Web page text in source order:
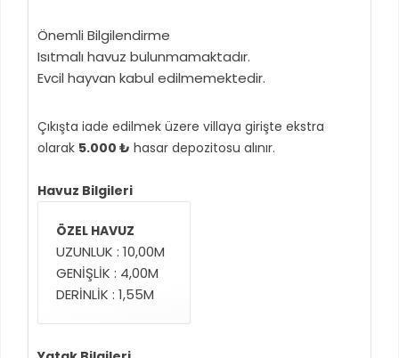
Önemli Bilgilendirme
Isıtmalı havuz bulunmamaktadır.
Evcil hayvan kabul edilmemektedir.
Çıkışta iade edilmek üzere villaya girişte ekstra
olarak 5.000 ₺ hasar depozitosu alınır.
Havuz Bilgileri
ÖZEL HAVUZ
UZUNLUK : 10,00M
GENİŞLİK : 4,00M
DERİNLİK : 1,55M